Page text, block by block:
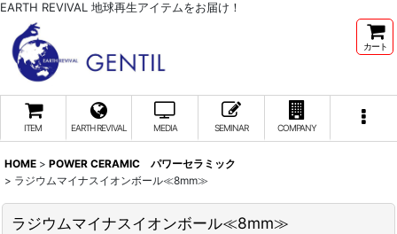
EARTH REVIVAL 地球再生アイテムをお届け！
カート
ITEM EARTH REVIVAL MEDIA SEMINAR COMPANY
HOME > POWER CERAMIC パワーセラミック
> ラジウムマイナスイオンボール≪8mm≫
ラジウムマイナスイオンボール≪8mm≫